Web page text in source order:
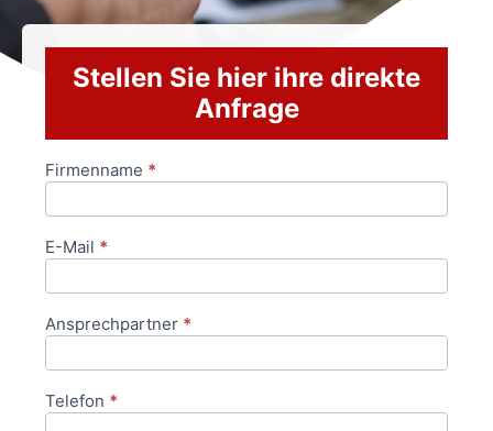
Stellen Sie hier ihre direkte
Anfrage
Anfrageformular
Firmenname *
E-Mail *
Ansprechpartner *
Telefon *